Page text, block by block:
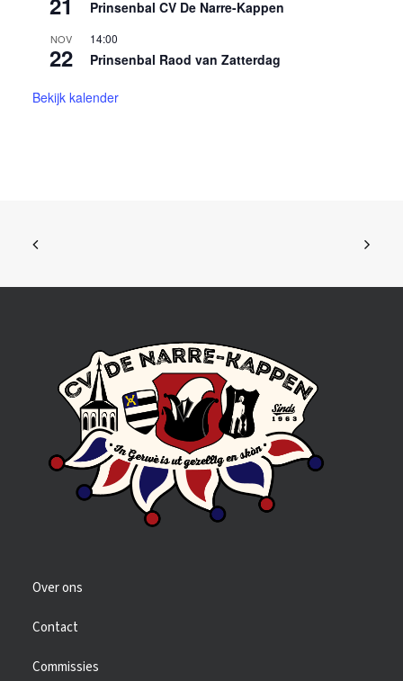
Prinsenbal CV De Narre-Kappen
NOV
22
14:00
Prinsenbal Raod van Zatterdag
Bekijk kalender
Over ons
Contact
Commissies